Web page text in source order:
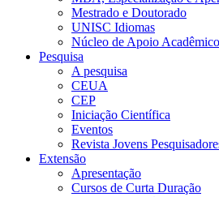
Mestrado e Doutorado
UNISC Idiomas
Núcleo de Apoio
Pesquisa
A pesquisa
CEUA
CEP
Iniciação Científica
Eventos
Revista Jovens
Extensão
Apresentação
Cursos de Curta Duração